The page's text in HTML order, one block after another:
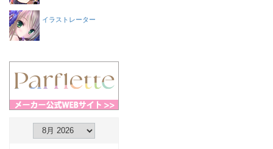
イラストレーター